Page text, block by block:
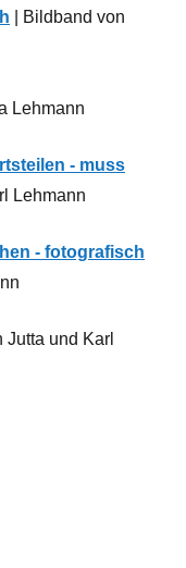
| Bildband von
Lehmann
- muss
Lehmann
- fotografisch
Jutta und Karl